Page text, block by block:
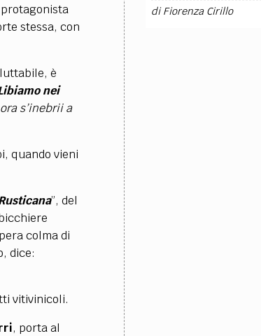
stessa, con
è
nei
s’inebrii a
quando vieni
”, del
colma di
dice:
vitivinicoli.
, porta al
diFiorenza Cirillo